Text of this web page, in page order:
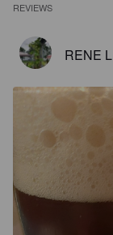
REVIEWS
RENE L